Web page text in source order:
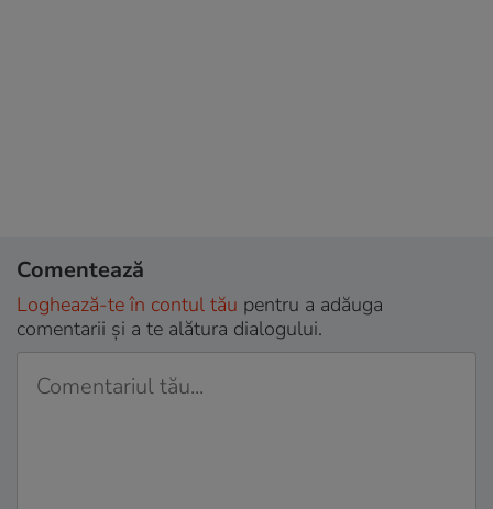
Comentează
Loghează-te în contul tău pentru a adăuga
comentarii și a te alătura dialogului.